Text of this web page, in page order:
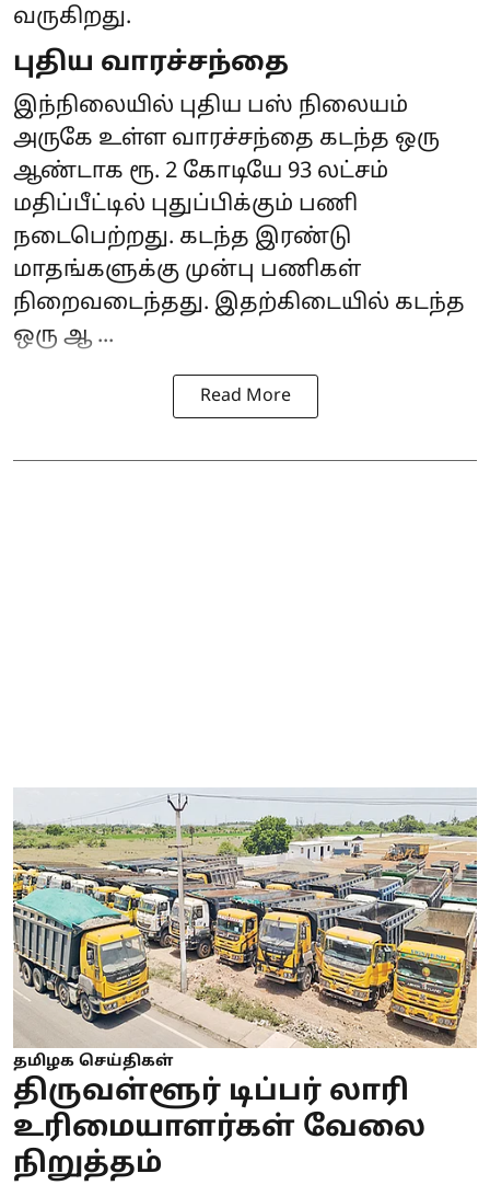
வருகிறது.
புதிய வாரச்சந்தை
இந்நிலையில் புதிய பஸ் நிலையம்
அருகே உள்ள வாரச்சந்தை கடந்த ஒரு
ஆண்டாக ரூ. 2 கோடியே 93 லட்சம்
மதிப்பீட்டில் புதுப்பிக்கும் பணி
நடைபெற்றது. கடந்த இரண்டு
மாதங்களுக்கு முன்பு பணிகள்
நிறைவடைந்தது. இதற்கிடையில் கடந்த
ஒரு ஆ ...
Read More
தமிழக செய்திகள்
திருவள்ளூர் டிப்பர் லாரி
உரிமையாளர்கள் வேலை
நிறுத்தம்